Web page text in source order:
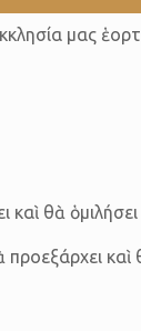
μας
θὰ
καὶ